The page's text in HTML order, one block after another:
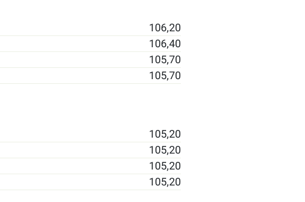
106,20
106,40
105,70
105,70
105,20
105,20
105,20
105,20